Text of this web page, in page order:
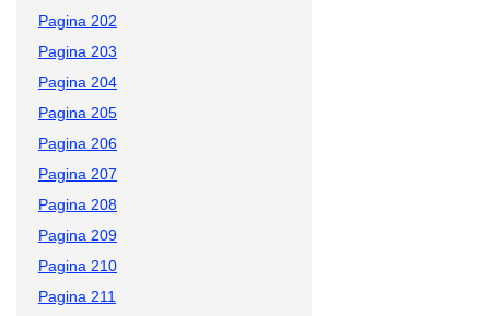
Pagina 202
Pagina 203
Pagina 204
Pagina 205
Pagina 206
Pagina 207
Pagina 208
Pagina 209
Pagina 210
Pagina 211